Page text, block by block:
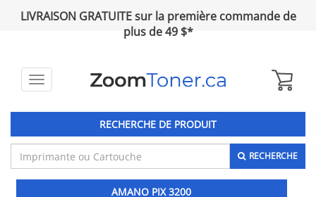
LIVRAISON GRATUITE sur la première commande de
plus de 49 $*
Toggle
RECHERCHE DE PRODUIT
RECHERCHE
AMANO PIX 3200